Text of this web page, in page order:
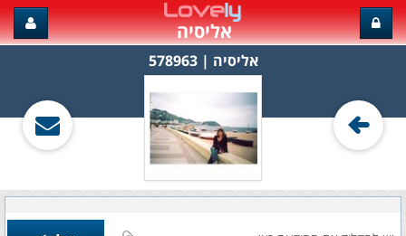
אליסיה
אליסיה‏ | 578963